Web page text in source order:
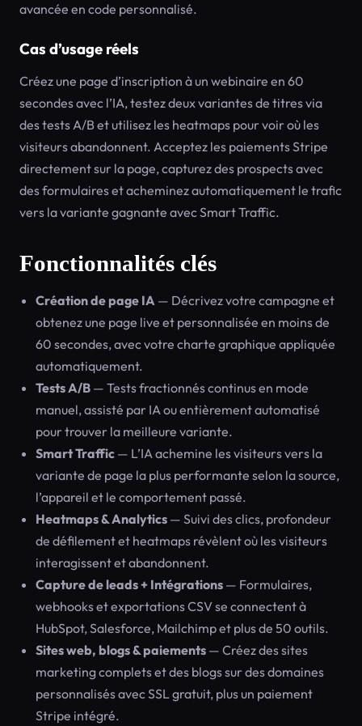
avancée en code personnalisé.
Cas d’usage réels
Créez une page d’inscription à un webinaire en 60
secondes avec l’IA, testez deux variantes de titres via
des tests A/B et utilisez les heatmaps pour voir où les
visiteurs abandonnent. Acceptez les paiements Stripe
directement sur la page, capturez des prospects avec
des formulaires et acheminez automatiquement le trafic
vers la variante gagnante avec Smart Traffic.
Fonctionnalités clés
Création de page IA — Décrivez votre campagne et
obtenez une page live et personnalisée en moins de
60 secondes, avec votre charte graphique appliquée
automatiquement.
Tests A/B — Tests fractionnés continus en mode
manuel, assisté par IA ou entièrement automatisé
pour trouver la meilleure variante.
Smart Traffic — L’IA achemine les visiteurs vers la
variante de page la plus performante selon la source,
l’appareil et le comportement passé.
Heatmaps & Analytics — Suivi des clics, profondeur
de défilement et heatmaps révèlent où les visiteurs
interagissent et abandonnent.
Capture de leads + Intégrations — Formulaires,
webhooks et exportations CSV se connectent à
HubSpot, Salesforce, Mailchimp et plus de 50 outils.
Sites web, blogs & paiements — Créez des sites
marketing complets et des blogs sur des domaines
personnalisés avec SSL gratuit, plus un paiement
Stripe intégré.